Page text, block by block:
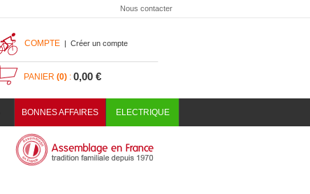
Nous contacter
COMPTE | Créer un compte
PANIER (0) : 0,00 €
BONNES AFFAIRES ELECTRIQUE